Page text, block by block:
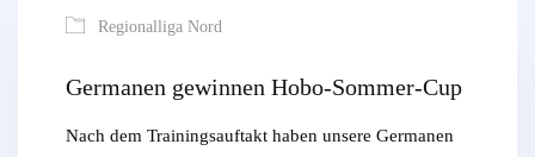
Regionalliga Nord
Germanen gewinnen Hobo-Sommer-Cup
Nach dem Trainingsauftakt haben unsere Germanen